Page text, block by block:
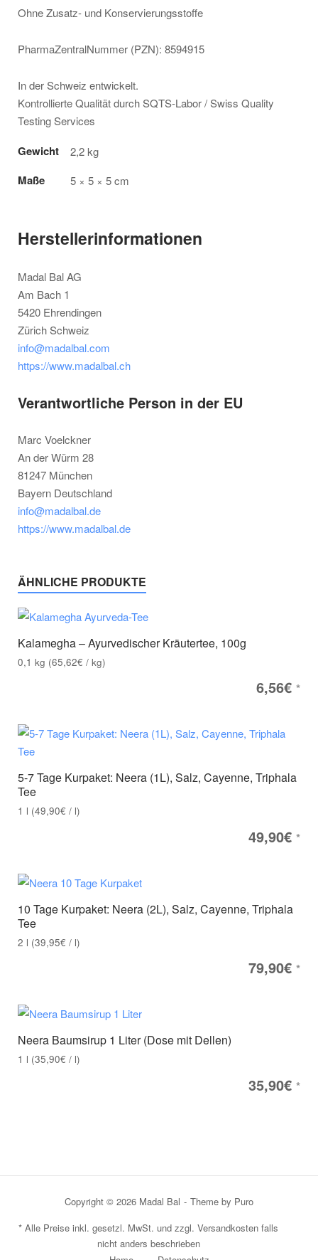
Ohne Zusatz- und Konservierungsstoffe
PharmaZentralNummer (PZN): 8594915
In der Schweiz entwickelt.
Kontrollierte Qualität durch SQTS-Labor / Swiss Quality
Testing Services
Gewicht 2,2 kg
Maße 5 × 5 × 5 cm
Herstellerinformationen
Madal Bal AG
Am Bach 1
5420 Ehrendingen
Zürich Schweiz
info@madalbal.com
https://www.madalbal.ch
Verantwortliche Person in der EU
Marc Voelckner
An der Würm 28
81247 München
Bayern Deutschland
info@madalbal.de
https://www.madalbal.de
ÄHNLICHE PRODUKTE
Kalamegha – Ayurvedischer Kräutertee, 100g
0,1 kg (65,62€ / kg)
6,56€ *
5-7 Tage Kurpaket: Neera (1L), Salz, Cayenne, Triphala
Tee
1 l (49,90€ / l)
49,90€ *
10 Tage Kurpaket: Neera (2L), Salz, Cayenne, Triphala
Tee
2 l (39,95€ / l)
79,90€ *
Neera Baumsirup 1 Liter (Dose mit Dellen)
1 l (35,90€ / l)
35,90€ *
Copyright © 2026 Madal Bal Theme by Puro
* Alle Preise inkl. gesetzl. MwSt. und zzgl. Versandkosten falls
nicht anders beschrieben